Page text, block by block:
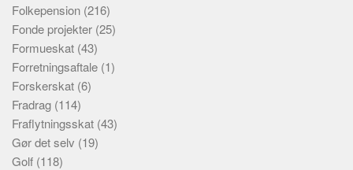
Folkepension (216)
Fonde projekter (25)
Formueskat (43)
Forretningsaftale (1)
Forskerskat (6)
Fradrag (114)
Fraflytningsskat (43)
Gør det selv (19)
Golf (118)